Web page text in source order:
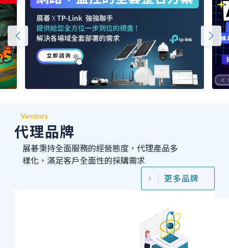
Vendors
代理品牌
展碁秉持全面服務的經營態度，代理產品多
樣化，滿足客戶全面性的採購需求
更多品牌